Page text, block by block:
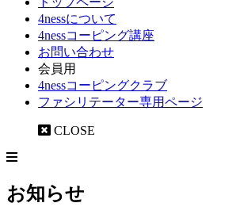
4nessについて
4nessコーピング講座
お問い合わせ
会員用
4nessコーピングクラブ
ファシリテーター専用ページ
CLOSE
お知らせ